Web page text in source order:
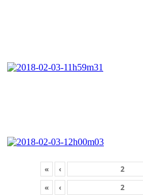
« ‹
«
‹